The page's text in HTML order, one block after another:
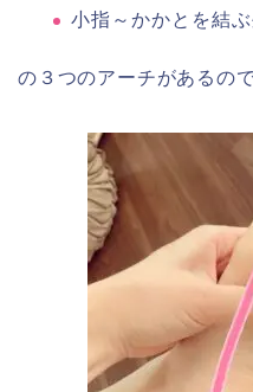
小指～かかとを結
の３つのアーチがあるので